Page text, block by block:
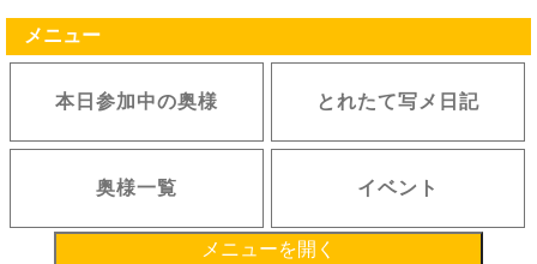
メニュー
本日参加中の奥様 とれたて写メ日記
奥様一覧 イベント
メニューを開く